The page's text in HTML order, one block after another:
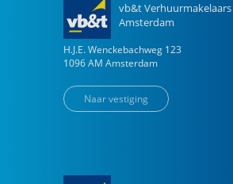
vb&t Verhuurmakelaars
Amsterdam
H.J.E. Wenckebachweg 123
1096 AM Amsterdam
Naar vestiging